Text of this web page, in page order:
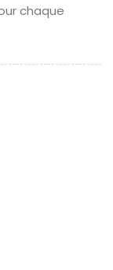
chaque